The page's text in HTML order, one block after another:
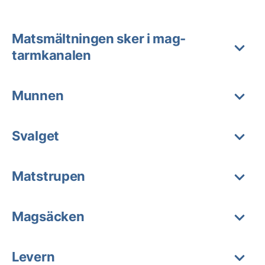
Matsmältningen sker i mag-
tarmkanalen
Munnen
Svalget
Matstrupen
Magsäcken
Levern